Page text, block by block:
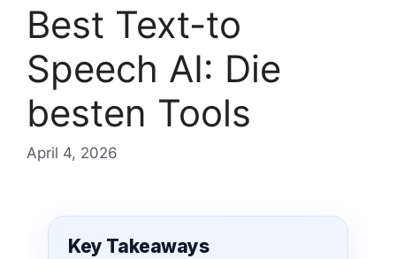
Best Text-to
Speech AI: Die
besten Tools
April 4, 2026
Key Takeaways